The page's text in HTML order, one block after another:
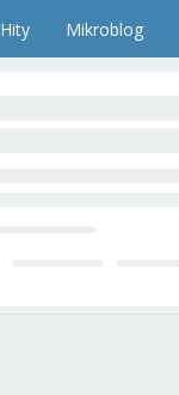
Hity Mikroblog